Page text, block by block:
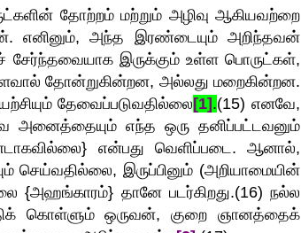
தோற்றம் மற்றும் அழிவு ஆகியவற்றை
எனினும், அந்த இரண்டையும் அறிந்தவன்
இருக்கும் உள்ள பொருட்கள்,
தோன்றுகின்றன, அல்லது மறைகின்றன.
தேவைப்படுவதில்லை[1].(15) எனவே,
அனைத்தையும் எந்த ஒரு தனிப்பட்டவனும்
என்பது வெளிப்படை. ஆனால்,
இருப்பினும் (அறியாமையின்
{அஹங்காரம்} தானே படர்கிறது.(16) நல்ல
கொள்ளும் ஒருவன், குறை ஞானத்தைக்